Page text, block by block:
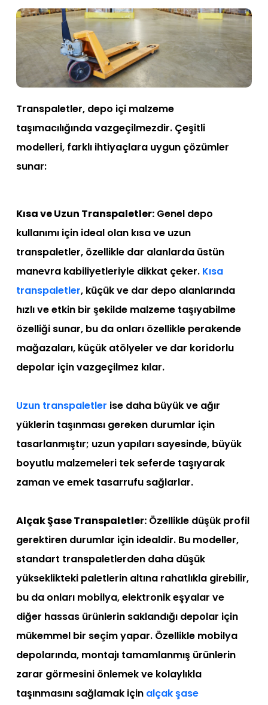
Transpaletler, depo içi malzeme
taşımacılığında vazgeçilmezdir. Çeşitli
modelleri, farklı ihtiyaçlara uygun çözümler
sunar:
Kısa ve Uzun Transpaletler: Genel depo
kullanımı için ideal olan kısa ve uzun
transpaletler, özellikle dar alanlarda üstün
manevra kabiliyetleriyle dikkat çeker. Kısa
transpaletler, küçük ve dar depo alanlarında
hızlı ve etkin bir şekilde malzeme taşıyabilme
özelliği sunar, bu da onları özellikle perakende
mağazaları, küçük atölyeler ve dar koridorlu
depolar için vazgeçilmez kılar.
Uzun transpaletler ise daha büyük ve ağır
yüklerin taşınması gereken durumlar için
tasarlanmıştır; uzun yapıları sayesinde, büyük
boyutlu malzemeleri tek seferde taşıyarak
zaman ve emek tasarrufu sağlarlar.
Alçak Şase Transpaletler: Özellikle düşük profil
gerektiren durumlar için idealdir. Bu modeller,
standart transpaletlerden daha düşük
yükseklikteki paletlerin altına rahatlıkla girebilir,
bu da onları mobilya, elektronik eşyalar ve
diğer hassas ürünlerin saklandığı depolar için
mükemmel bir seçim yapar. Özellikle mobilya
depolarında, montajı tamamlanmış ürünlerin
zarar görmesini önlemek ve kolaylıkla
taşınmasını sağlamak için alçak şase